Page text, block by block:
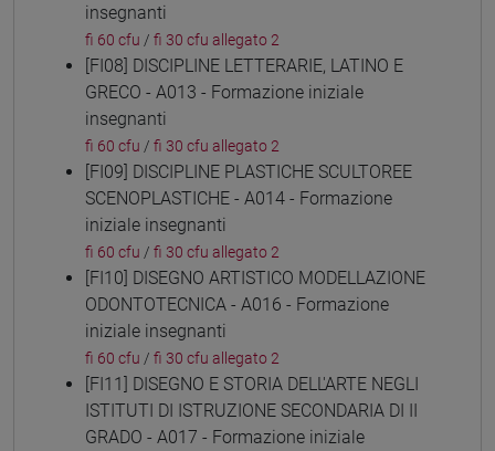
insegnanti
fi 60 cfu / fi 30 cfu allegato 2
[FI08] DISCIPLINE LETTERARIE, LATINO E
GRECO - A013 - Formazione iniziale
insegnanti
fi 60 cfu / fi 30 cfu allegato 2
[FI09] DISCIPLINE PLASTICHE SCULTOREE
SCENOPLASTICHE - A014 - Formazione
iniziale insegnanti
fi 60 cfu / fi 30 cfu allegato 2
[FI10] DISEGNO ARTISTICO MODELLAZIONE
ODONTOTECNICA - A016 - Formazione
iniziale insegnanti
fi 60 cfu / fi 30 cfu allegato 2
[FI11] DISEGNO E STORIA DELL'ARTE NEGLI
ISTITUTI DI ISTRUZIONE SECONDARIA DI II
GRADO - A017 - Formazione iniziale